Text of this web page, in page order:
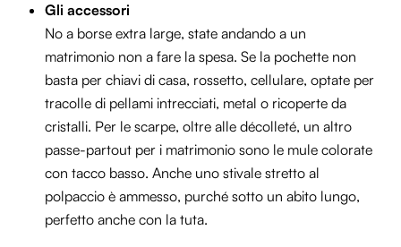
Gli accessori
No a borse extra large, state andando a un
matrimonio non a fare la spesa. Se la pochette non
basta per chiavi di casa, rossetto, cellulare, optate per
tracolle di pellami intrecciati, metal o ricoperte da
cristalli. Per le scarpe, oltre alle décolleté, un altro
passe-partout per i matrimonio sono le mule colorate
con tacco basso. Anche uno stivale stretto al
polpaccio è ammesso, purché sotto un abito lungo,
perfetto anche con la tuta.